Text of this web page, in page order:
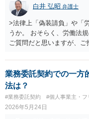
白井 弘昭 弁護士
>法律上「偽装請負」や「
うか。 おそらく、労働法
ご質問だと思いますが、
働者性が認められる場合
す。 労働者性が認められ
価性が必要であり、その他
られる事情においては、
要件を充足するように見
です。 もっとも、給与的
業務委託契約での一方
法は？
#業務委託契約 #個人事業主・フ
2026年5月24日